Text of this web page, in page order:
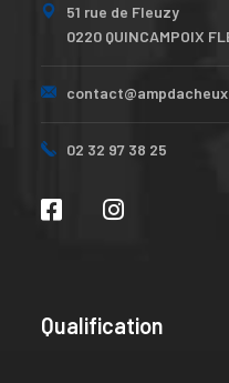
51 rue de Fleuzy
0220 QUINCAMPOIX
02 32 97 38 25
Qualification